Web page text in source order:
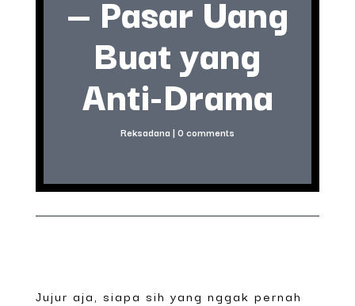
— Pasar Uang
Buat yang
Anti-Drama
Reksadana | 0 comments
Jujur aja, siapa sih yang nggak pernah